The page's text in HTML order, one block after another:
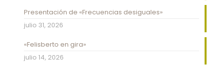
Presentación de «Frecuencias desiguales»
julio 31, 2026
«Felisberto en gira»
julio 14, 2026